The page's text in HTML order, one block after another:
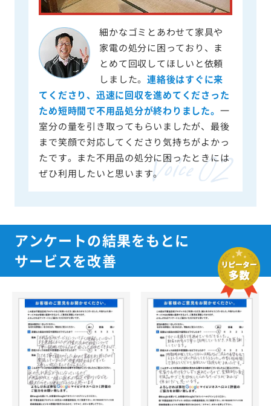
細かなゴミとあわせて家具や
家電の処分に困っており、ま
とめて回収してほしいと依頼
しました。連絡後はすぐに来
てくださり、迅速に回収を進めてくださった
ため短時間で不用品処分が終わりました。 一
室分の量を引き取ってもらいましたが、最後
まで笑顔で対応してくださり気持ちがよかっ
たです。また不用品の処分に困ったときには
ぜひ利用したいと思います。
アンケートの結果をもとに
サービスを改善